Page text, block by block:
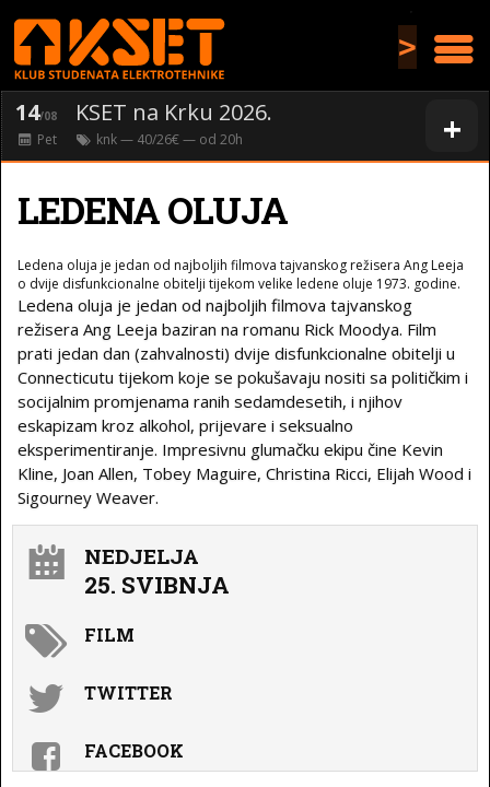
>
+
14/08 KSET na Krku 2026.
Pet knk— 40/26€ — od 20h
LEDENA OLUJA
Ledena oluja je jedan od najboljih filmova tajvanskog režisera Ang Leeja
o dvije disfunkcionalne obitelji tijekom velike ledene oluje 1973. godine.
Ledena oluja je jedan od najboljih filmova tajvanskog
režisera Ang Leeja baziran na romanu Rick Moodya. Film
prati jedan dan (zahvalnosti) dvije disfunkcionalne obitelji u
Connecticutu tijekom koje se pokušavaju nositi sa političkim i
socijalnim promjenama ranih sedamdesetih, i njihov
eskapizam kroz alkohol, prijevare i seksualno
eksperimentiranje. Impresivnu glumačku ekipu čine Kevin
Kline, Joan Allen, Tobey Maguire, Christina Ricci, Elijah Wood i
Sigourney Weaver.
NEDJELJA
25. SVIBNJA
FILM
TWITTER
FACEBOOK